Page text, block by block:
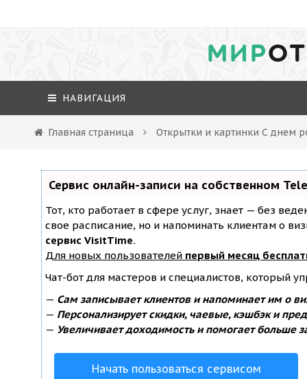
МИР
НАВИГАЦИЯ
Главная страница Открытки и картинки С днем
Сервис онлайн-записи на собственном
Тот, кто работает в сфере услуг, знает — без
свое расписание, но и напоминать клиентам о
сервис VisitTime.
Для новых пользователей первый месяц
Чат-бот для мастеров и специалистов, который
— Сам записывает клиентов и напоминает им о
— Персонализирует скидки, чаевые, кэшбэк и
— Увеличивает доходимость и помогает больше
Начать пользоваться сервисом